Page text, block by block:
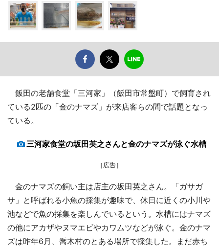
飯田の老舗食堂「三河家」（飯田市常盤町）で飼育され
ている2匹の「金のナマズ」が来店客らの間で話題となっ
ている。
三河家食堂の坂田英之さんと金のナマズが泳ぐ水槽
［広告］
金のナマズの飼い主は店主の坂田英之さん。「ガサガ
サ」と呼ばれる小魚の採集が趣味で、休日に近くの小川や
池などで魚の採集を楽しんでいるという。水槽にはナマズ
の他にアカザやヌマエビやカワムツなどが泳ぐ。金のナマ
ズは昨年6月、喬木村のとある場所で採集した。まだ赤ち